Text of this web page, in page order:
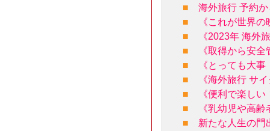
■
海外旅行 予約
■
《これが世界
■
《2023年 海外
■
《取得から安
■
《とっても大
■
《海外旅行 サ
■
《便利で楽し
■
《乳幼児や高
■
新たな人生の門